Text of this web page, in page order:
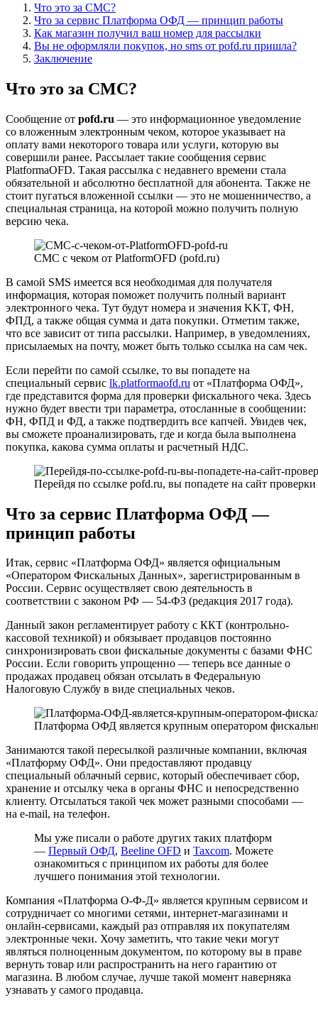
Что это за СМС?
Что за сервис Платформа ОФД — принцип работы
Как магазин получил ваш номер для рассылки
Вы не оформляли покупок, но sms от pofd.ru пришла?
Заключение
Что это за СМС?
Сообщение от pofd.ru — это информационное уведомление
со вложенным электронным чеком, которое указывает на
оплату вами некоторого товара или услуги, которую вы
совершили ранее. Рассылает такие сообщения сервис
PlatformaOFD. Такая рассылка с недавнего времени стала
обязательной и абсолютно бесплатной для абонента. Также не
стоит пугаться вложенной ссылки — это не мошенничество, а
специальная страница, на которой можно получить полную
версию чека.
СМС с чеком от PlatformOFD (pofd.ru)
В самой SMS имеется вся необходимая для получателя
информация, которая поможет получить полный вариант
электронного чека. Тут будут номера и значения KKT, ФН,
ФПД, а также общая сумма и дата покупки. Отметим также,
что все зависит от типа рассылки. Например, в уведомлениях,
присылаемых на почту, может быть только ссылка на сам чек.
Если перейти по самой ссылке, то вы попадете на
специальный сервис lk.platformaofd.ru от «Платформа ОФД»,
где представится форма для проверки фискального чека. Здесь
нужно будет ввести три параметра, отосланные в сообщении:
ФН, ФПД и ФД, а также подтвердить все капчей. Увидев чек,
вы сможете проанализировать, где и когда была выполнена
покупка, какова сумма оплаты и расчетный НДС.
Перейдя по ссылке pofd.ru, вы попадете на сайт проверки
Что за сервис Платформа ОФД —
принцип работы
Итак, сервис «Платформа ОФД» является официальным
«Оператором Фискальных Данных», зарегистрированным в
России. Сервис осуществляет свою деятельность в
соответствии с законом РФ — 54-ФЗ (редакция 2017 года).
Данный закон регламентирует работу с ККТ (контрольно-
кассовой техникой) и обязывает продавцов постоянно
синхронизировать свои фискальные документы с базами ФНС
России. Если говорить упрощенно — теперь все данные о
продажах продавец обязан отсылать в Федеральную
Налоговую Службу в виде специальных чеков.
Платформа ОФД является крупным оператором
Занимаются такой пересылкой различные компании, включая
«Платформу ОФД». Они предоставляют продавцу
специальный облачный сервис, который обеспечивает сбор,
хранение и отсылку чека в органы ФНС и непосредственно
клиенту. Отсылаться такой чек может разными способами —
на e-mail, на телефон.
Мы уже писали о работе других таких платформ
— Первый ОФД, Beeline OFD и Taxcom. Можете
ознакомиться с принципом их работы для более
лучшего понимания этой технологии.
Компания «Платформа О-Ф-Д» является крупным сервисом и
сотрудничает со многими сетями, интернет-магазинами и
онлайн-сервисами, каждый раз отправляя их покупателям
электронные чеки. Хочу заметить, что такие чеки могут
являться полноценным документом, по которому вы в праве
вернуть товар или распространить на него гарантию от
магазина. В любом случае, лучше такой момент наверняка
узнавать у самого продавца.